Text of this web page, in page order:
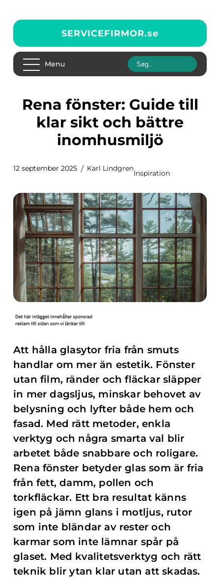
SERVICEFIRMOR.se
Menu
Rena fönster: Guide till
klar sikt och bättre
inomhusmiljö
12 september 2025 Karl Lindgren
Inspiration
Att hålla glasytor fria från smuts
handlar om mer än estetik. Fönster
utan film, ränder och fläckar släpper
in mer dagsljus, minskar behovet av
belysning och lyfter både hem och
fasad. Med rätt metoder, enkla
verktyg och några smarta val blir
arbetet både snabbare och roligare.
Rena fönster betyder glas som är fria
från fett, damm, pollen och
torkfläckar. Ett bra resultat känns
igen på jämn glans i motljus, rutor
som inte bländar av rester och
karmar som inte lämnar spår på
glaset. Med kvalitetsverktyg och rätt
teknik blir ytan klar utan att skadas.